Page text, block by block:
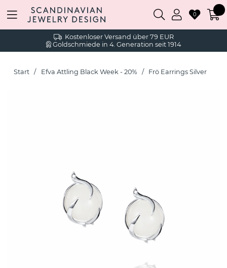
Kostenloser Versand über 79 EUR
Goldschmiede in 4. Generation seit 1914
0
Start Efva Attling Black Week - 20% Frö Earrings Silver